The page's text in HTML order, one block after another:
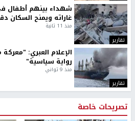
تقارير
شهداء بينهم أطفال
غاراته ويمنح السكان
منذ 11 ثانية
تقارير
الإعلام العبري:
رواية سياسية"
منذ 9 ثواني
تصريحات خاصة